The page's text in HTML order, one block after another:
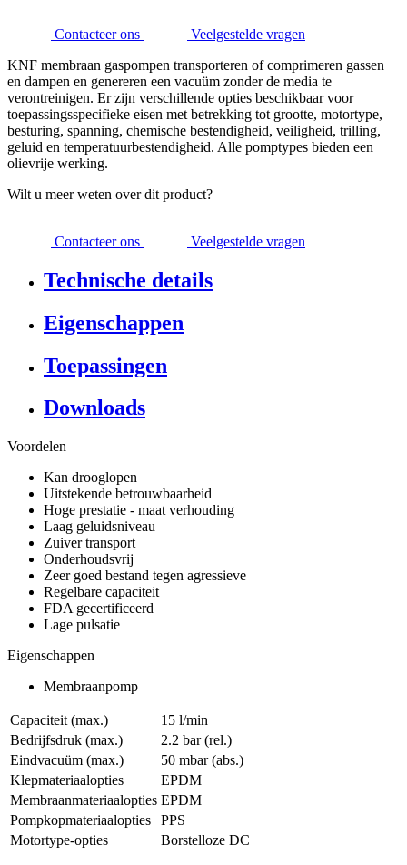
Contacteer ons
Veelgestelde vragen
KNF membraan gaspompen transporteren of comprimeren gassen
en dampen en genereren een vacuüm zonder de media te
verontreinigen. Er zijn verschillende opties beschikbaar voor
toepassingsspecifieke eisen met betrekking tot grootte, motortype,
besturing, spanning, chemische bestendigheid, veiligheid, trilling,
geluid en temperatuurbestendigheid. Alle pomptypes bieden een
olievrije werking.
Wilt u meer weten over dit product?
Contacteer ons Veelgestelde vragen
Technische details
Eigenschappen
Toepassingen
Downloads
Voordelen
Kan drooglopen
Uitstekende betrouwbaarheid
Hoge prestatie - maat verhouding
Laag geluidsniveau
Zuiver transport
Onderhoudsvrij
Zeer goed bestand tegen agressieve
Regelbare capaciteit
FDA gecertificeerd
Lage pulsatie
Eigenschappen
Membraanpomp
Capaciteit (max.)
15 l/min
Bedrijfsdruk (max.)
2.2 bar (rel.)
Eindvacuüm (max.)
50 mbar (abs.)
Klepmateriaalopties
EPDM
Membraanmateriaalopties EPDM
Pompkopmateriaalopties
PPS
Motortype-opties
Borstelloze DC